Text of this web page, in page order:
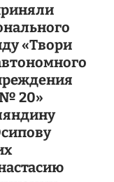
«Твори
20»